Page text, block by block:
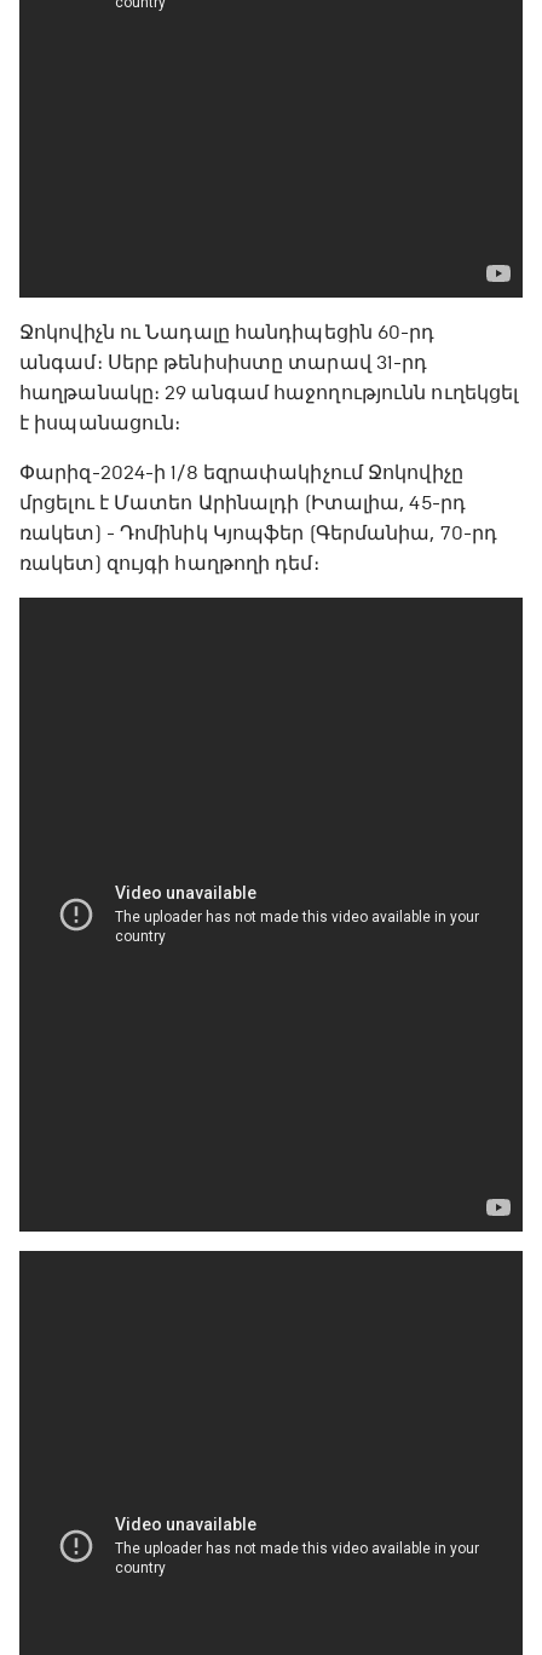
Ջոկովիչն ու Նադալը հանդիպեցին 60-րդ
անգամ։ Սերբ թենիսիստը տարավ 31-րդ
հաղթանակը։ 29 անգամ հաջողությունն ուղեկցել
է իսպանացուն։
Փարիզ-2024-ի 1/8 եզրափակիչում Ջոկովիչը
մրցելու է Մատեո Արինալդի (Իտալիա, 45-րդ
ռակետ) - Դոմինիկ Կյոպֆեր (Գերմանիա, 70-րդ
ռակետ) զույգի հաղթողի դեմ։